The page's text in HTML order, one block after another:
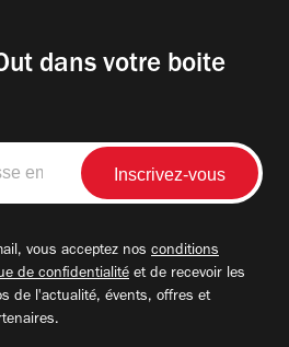
dans votre boite
vous acceptez nos conditions
de confidentialité et de recevoir les
de l'actualité, évents, offres et